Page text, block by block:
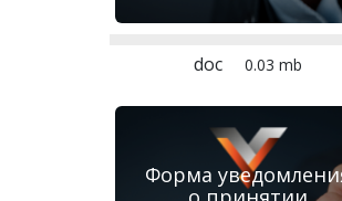
doc 0.03 mb
Форма